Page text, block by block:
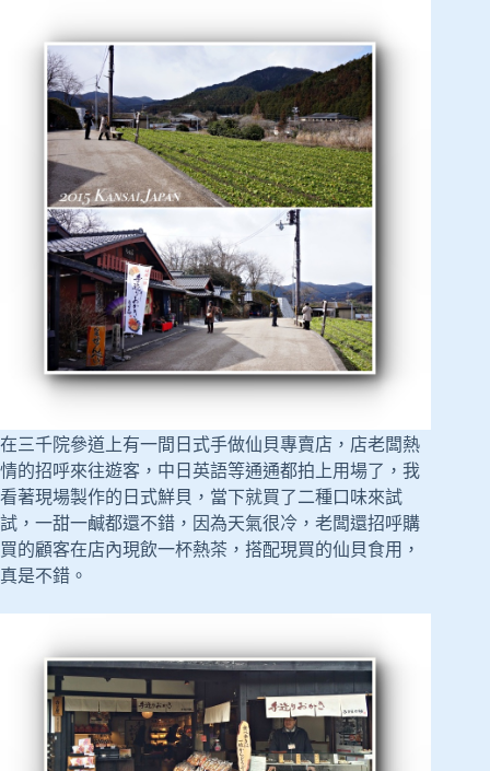
在三千院參道上有一間日式手做仙貝專賣店，店老闆熱
情的招呼來往遊客，中日英語等通通都拍上用場了，我
看著現場製作的日式鮮貝，當下就買了二種口味來試
試，一甜一鹹都還不錯，因為天氣很冷，老闆還招呼購
買的顧客在店內現飲一杯熱茶，搭配現買的仙貝食用，
真是不錯。